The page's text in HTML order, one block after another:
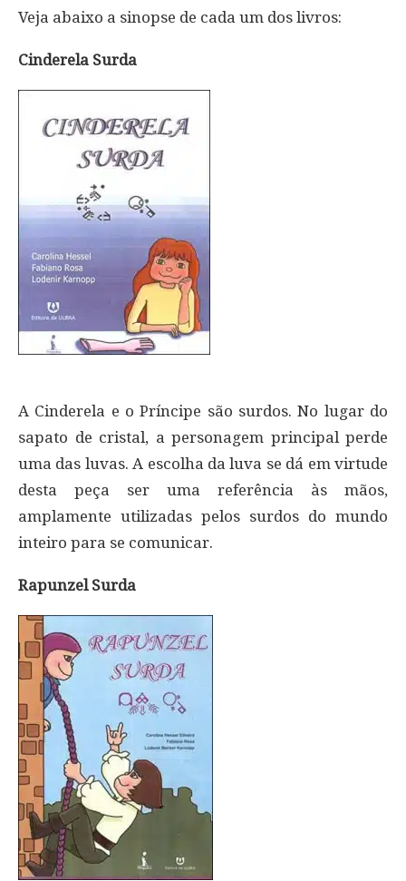
Veja abaixo a sinopse de cada um dos livros:
Cinderela Surda
A Cinderela e o Príncipe são surdos. No lugar do
sapato de cristal, a personagem principal perde
uma das luvas. A escolha da luva se dá em virtude
desta peça ser uma referência às mãos,
amplamente utilizadas pelos surdos do mundo
inteiro para se comunicar.
Rapunzel Surda